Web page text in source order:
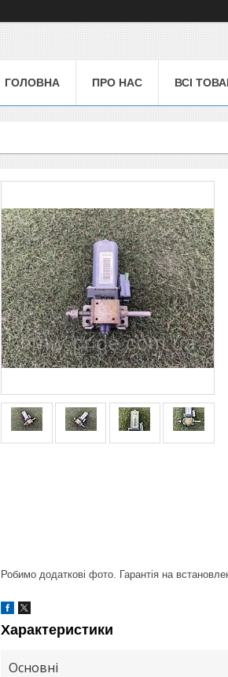
ГОЛОВНА ПРО НАС ВСІ
Робимо додаткові фото. Гарантія на
Характеристики
Основні